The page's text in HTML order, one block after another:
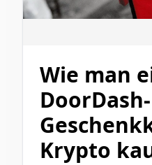
Wie man
DoorDash-
Krypto